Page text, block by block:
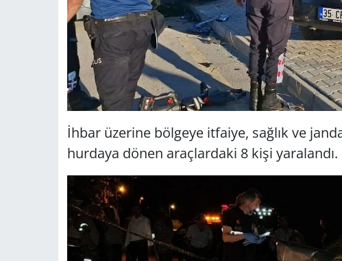
İhbar üzerine bölgeye itfaiye, sağlık ve
hurdaya dönen araçlardaki 8 kişi yaralandı.